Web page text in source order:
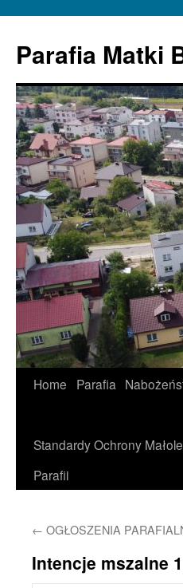
Parafia Matki
Home Parafia
Standardy Ochrony
Parafii
← OGŁOSZENIA
Intencje mszalne